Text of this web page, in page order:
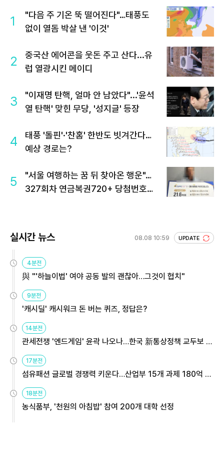
1
"다음 주 기온 뚝 떨어진다"…태풍도
없이 열돔 박살 낸 '이것'
2
중국산 에어콘을 웃돈 주고 산다...유
럽 열광시킨 메이디
3
"이재명 탄핵, 얼마 안 남았다"...'윤석
열 탄핵' 맞힌 무당, '성지글' 등장
4
태풍 '돌핀'·'찬홈' 한반도 빗겨간다…
예상 경로는?
5
"서울 여행하는 꿈 뒤 찾아온 행운"…
327회차 연금복권720+ 당첨번호조
실시간 뉴스 08.08 10:59 UPDATE
4분전
與 "'하늘이법' 여야 공동 발의 괜찮아…그것이 협치"
9분전
'캐시딜' 캐시워크 돈 버는 퀴즈, 정답은?
14분전
관세전쟁 '엔드게임' 윤곽 나오나…한국 新통상정책 교두보 활
용해야
17분전
섬유패션 글로벌 경쟁력 키운다…산업부 15개 과제 180억 지
원
18분전
농식품부, '천원의 아침밥' 참여 200개 대학 선정